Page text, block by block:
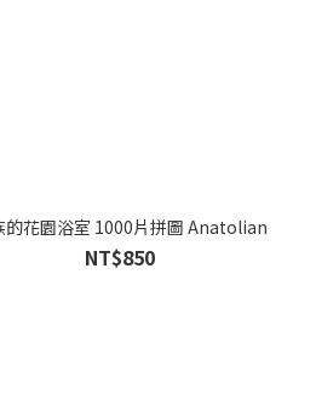
的花園浴室 1000片拼圖 Anatolian
NT$850